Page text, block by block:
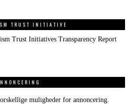
TRUST INITIATIVE
Trust Initiatives Transparency Report
muligheder for annoncering.